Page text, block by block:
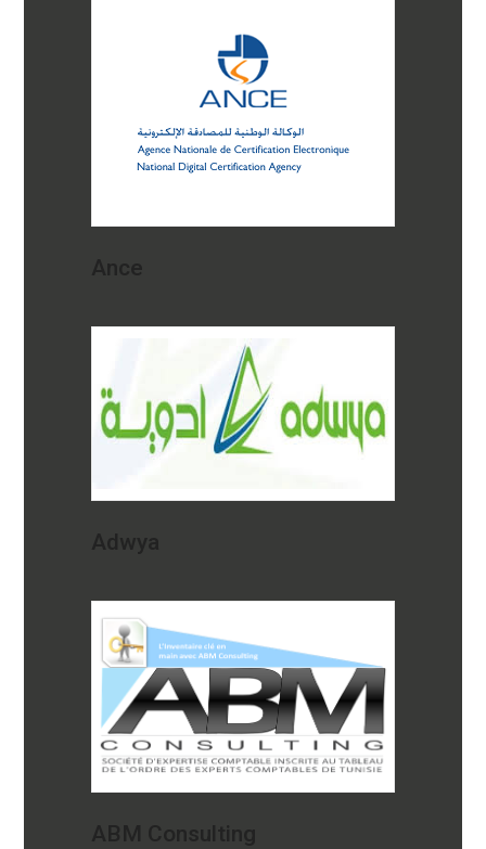
Ance
Adwya
ABM Consulting